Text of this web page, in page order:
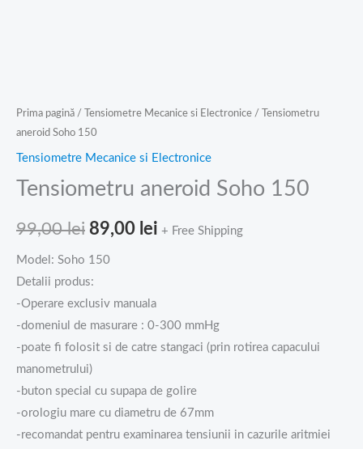
Prima pagină / Tensiometre Mecanice si Electronice / Tensiometru
aneroid Soho 150
Tensiometre Mecanice si Electronice
Tensiometru aneroid Soho 150
99,00lei 89,00 lei + Free Shipping
Model: Soho 150
Detalii produs:
-Operare exclusiv manuala
-domeniul de masurare : 0-300 mmHg
-poate fi folosit si de catre stangaci (prin rotirea capacului
manometrului)
-buton special cu supapa de golire
-orologiu mare cu diametru de 67mm
-recomandat pentru examinarea tensiunii in cazurile aritmiei